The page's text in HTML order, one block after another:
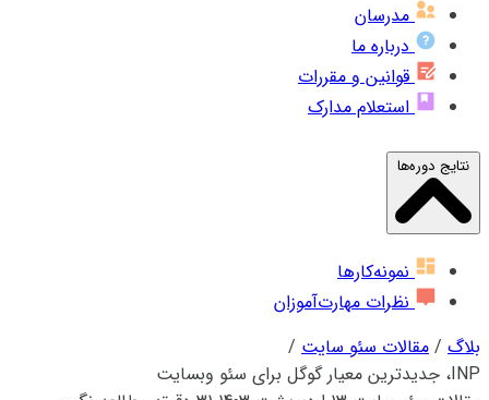
مدرسان
درباره ما
قوانین و مقررات
استعلام مدارک
نتایج دوره‌ها
نمونه‌کارها
نظرات مهارت‌آموزان
بلاگ / مقالات سئو سایت /
INP، جدیدترین معیار گوگل برای سئو وبسایت